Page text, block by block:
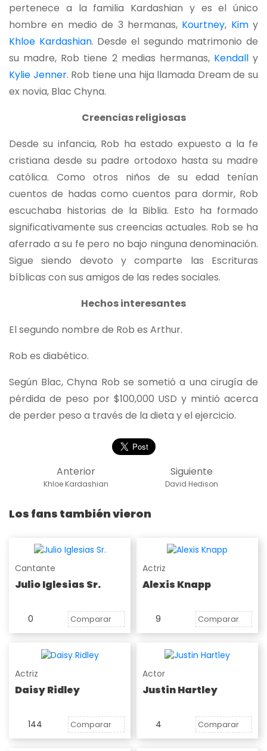
pertenece a la familia Kardashian y es el único
hombre en medio de 3 hermanas, Kourtney, Kimy
Khloe Kardashian. Desde el segundo matrimonio de
su madre, Rob tiene 2 medias hermanas, Kendally
Kylie Jenner. Rob tiene una hija llamada Dream de su
ex novia, Blac Chyna.
Creencias religiosas
Desde su infancia, Rob ha estado expuesto a la fe
cristiana desde su padre ortodoxo hasta su madre
católica. Como otros niños de su edad tenían
cuentos de hadas como cuentos para dormir, Rob
escuchaba historias de la Biblia. Esto ha formado
significativamente sus creencias actuales. Rob se ha
aferrado a su fe pero no bajo ninguna denominación.
Sigue siendo devoto y comparte las Escrituras
bíblicas con sus amigos de las redes sociales.
Hechos interesantes
El segundo nombre de Rob es Arthur.
Rob es diabético.
Según Blac, Chyna Rob se sometió a una cirugía de
pérdida de peso por $100,000 USD y mintió acerca
de perder peso a través de la dieta y el ejercicio.
Siguiente
David Hedison
Anterior
Khloe Kardashian
Los fans también vieron
Cantante
Julio Iglesias Sr.
0 Comparar
Actriz
Alexis Knapp
9 Comparar
Actriz
Daisy Ridley
144 Comparar
Actor
Justin Hartley
4 Comparar